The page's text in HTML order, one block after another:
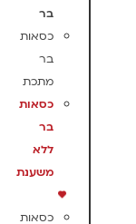
בר
כסאות
בר
מתכת
כסאות
בר
ללא
משענת
כסאות